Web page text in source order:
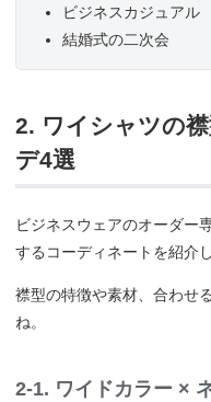
ビジネスカジュアル
結婚式の二次会
2. ワイシャツの
デ4選
ビジネスウェアのオーダー
するコーディネートを紹介し
襟型の特徴や素材、合わせ
ね。
2-1. ワイドカラー ×